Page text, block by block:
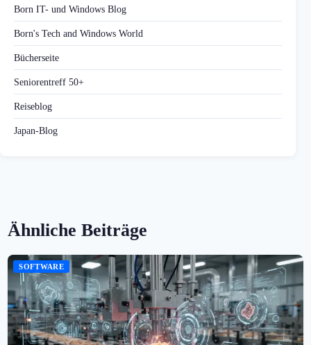
Born IT- und Windows Blog
Born's Tech and Windows World
Bücherseite
Seniorentreff 50+
Reiseblog
Japan-Blog
Ähnliche Beiträge
SOFTWARE